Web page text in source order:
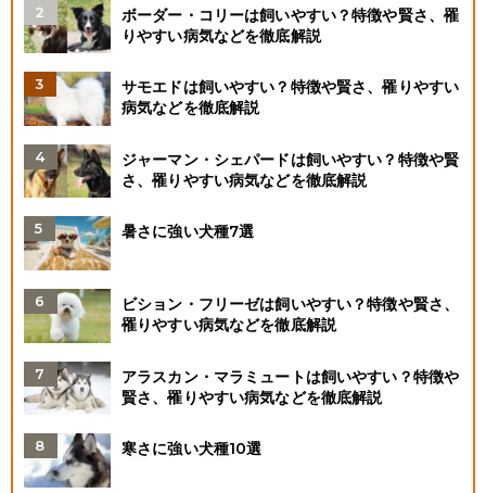
ボーダー・コリーは飼いやすい？特徴や賢さ、罹
りやすい病気などを徹底解説
サモエドは飼いやすい？特徴や賢さ、罹りやすい
病気などを徹底解説
ジャーマン・シェパードは飼いやすい？特徴や賢
さ、罹りやすい病気などを徹底解説
暑さに強い犬種7選
ビション・フリーゼは飼いやすい？特徴や賢さ、
罹りやすい病気などを徹底解説
アラスカン・マラミュートは飼いやすい？特徴や
賢さ、罹りやすい病気などを徹底解説
寒さに強い犬種10選